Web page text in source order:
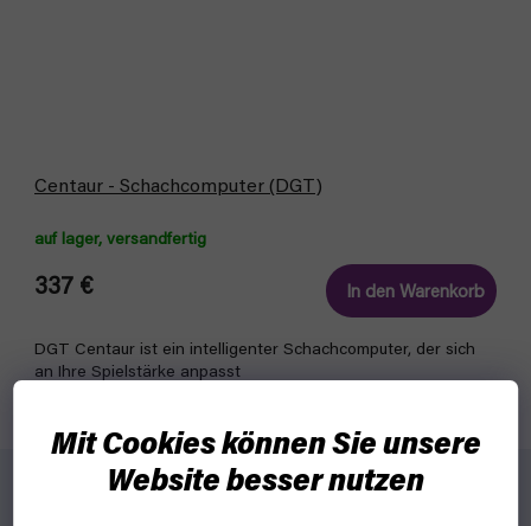
Mit Cookies können Sie unsere
Website besser nutzen
Centaur - Schachcomputer (DGT)
auf lager, versandfertig
337 € In den Warenkorb
DGT Centaur ist ein intelligenter Schachcomputer, der sich
an Ihre Spielstärke anpasst